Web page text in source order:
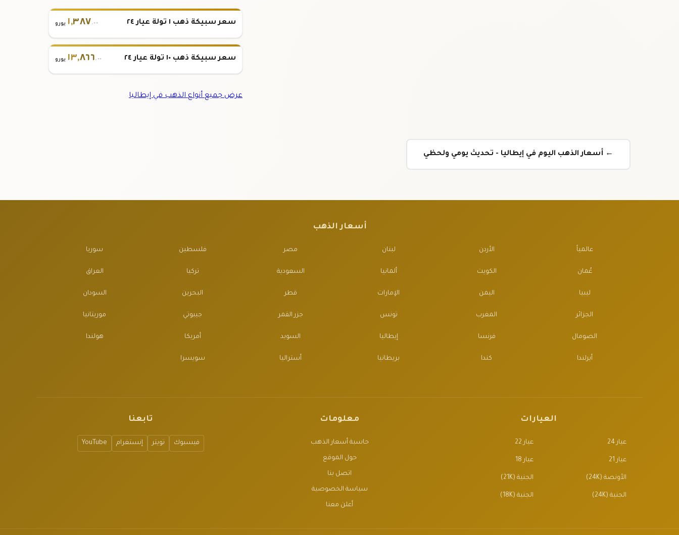
سعر سبيكة ذهب ١ تولة عيار ٢٤ ١,٣٨٧ .٠٠ يورو
سعر سبيكة ذهب ١٠ تولة عيار ٢٤ ١٣,٨٦٦.٠٠ يورو
عرض جميع أنواع الذهب في إيطاليا
← أسعار الذهب اليوم في إيطاليا - تحديث يومي ولحظي
أسعار الذهب
عالمياً الأردن لبنان مصر فلسطين سوريا
عُمان الكويت ألمانيا السعودية تركيا العراق
ليبيا اليمن الإمارات قطر البحرين السودان
الجزائر المغرب تونس جزر القمر جيبوتي موريتانيا
الصومال فرنسا إيطاليا السويد أمريكا هولندا
أيرلندا كندا بريطانيا أستراليا سويسرا
العيارات
عيار 24 عيار 22
عيار 21 عيار 18
الأونصة (24K) الجنية (21K)
الجنية (24K) الجنية (18K)
معلومات
حاسبة أسعار الذهب
حول الموقع
اتصل بنا
سياسة الخصوصية
أعلن معنا
تابعنا
فيسبوك تويتر إنستغرام YouTube